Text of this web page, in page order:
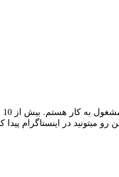
میتونید در اینستاگرام